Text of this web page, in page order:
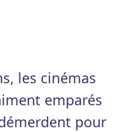
les cinémas
emparés
pour